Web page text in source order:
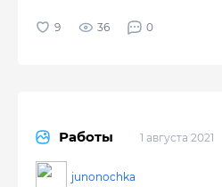
36 0
Работы 1 августа 2021
junonochka